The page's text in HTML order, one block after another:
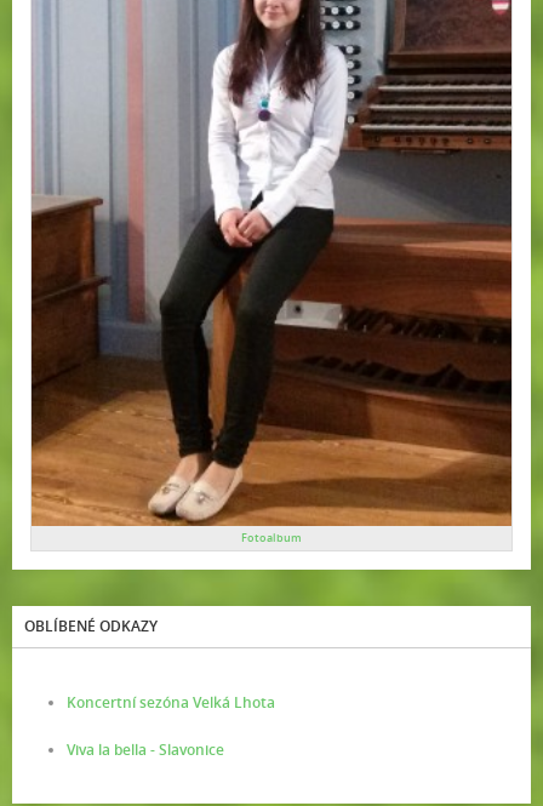
Fotoalbum
OBLÍBENÉ ODKAZY
Koncertní sezóna Velká Lhota
Viva la bella - Slavonice